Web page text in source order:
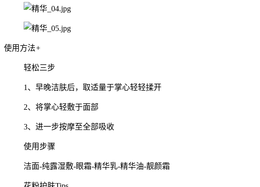
使用方法+
轻松三步
1、早晚洁肤后，取适量于掌心轻轻揉开
2、将掌心轻敷于面部
3、进一步按摩至全部吸收
使用步骤
洁面-纯露湿敷-眼霜-精华乳-精华油-靓颜霜